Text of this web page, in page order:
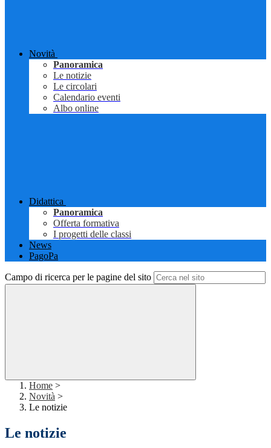
Novità
Panoramica
Le notizie
Le circolari
Calendario eventi
Albo online
Didattica
Panoramica
Offerta formativa
I progetti delle classi
News
PagoPa
Campo di ricerca per le pagine del sito
Home >
Novità >
Le notizie
Le notizie